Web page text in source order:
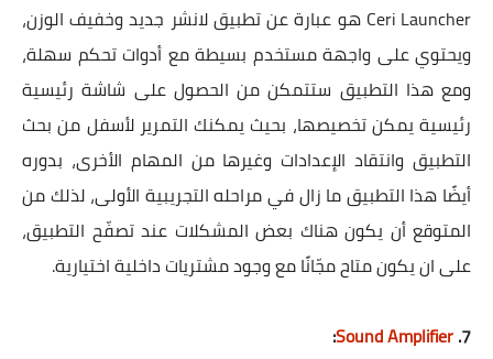
Ceri Launcher هو عبارة عن تطبيق لانشر جديد وخفيف الوزن،
ويحتوي على واجهة مستخدم بسيطة مع أدوات تحكم سهلة،
ومع هذا التطبيق ستتمكن من الحصول على شاشة رئيسية
رئيسية يمكن تخصيصها، بحيث يمكنك التمرير لأسفل من بحث
التطبيق وانتقاد الإعدادات وغيرها من المهام الأخرى، بدوره
أيضًا هذا التطبيق ما زال في مراحله التجريبية الأولى، لذلك من
المتوقع أن يكون هناك بعض المشكلات عند تصفّح التطبيق،
على ان يكون متاح مجّانًا مع وجود مشتريات داخلية اختيارية.
7.
Sound Amplifier
: